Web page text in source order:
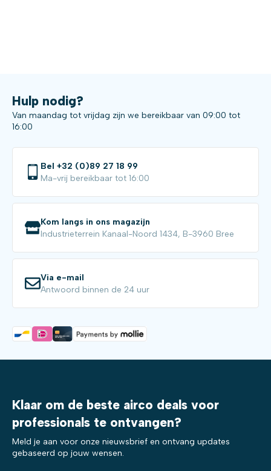
Hulp nodig?
Van maandag tot vrijdag zijn we bereikbaar van 09:00 tot
16:00
Bel +32 (0)89 27 18 99
Ma-vrij bereikbaar tot 16:00
Kom langs in ons magazijn
Industrieterrein Kanaal-Noord 1434, B-3960 Bree
Via e-mail
Antwoord binnen de 24 uur
Klaar om de beste airco deals voor
professionals te ontvangen?
Meld je aan voor onze nieuwsbrief en ontvang updates
gebaseerd op jouw wensen.